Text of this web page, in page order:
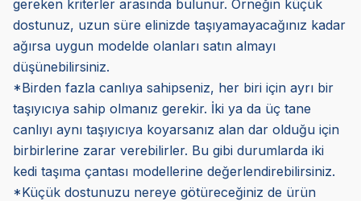
gereken kriterler arasında bulunur. Örneğin küçük
dostunuz, uzun süre elinizde taşıyamayacağınız kadar
ağırsa uygun modelde olanları satın almayı
düşünebilirsiniz.
*Birden fazla canlıya sahipseniz, her biri için ayrı bir
taşıyıcıya sahip olmanız gerekir. İki ya da üç tane
canlıyı aynı taşıyıcıya koyarsanız alan dar olduğu için
birbirlerine zarar verebilirler. Bu gibi durumlarda iki
kedi taşıma çantası modellerine değerlendirebilirsiniz.
*Küçük dostunuzu nereye götüreceğiniz de ürün